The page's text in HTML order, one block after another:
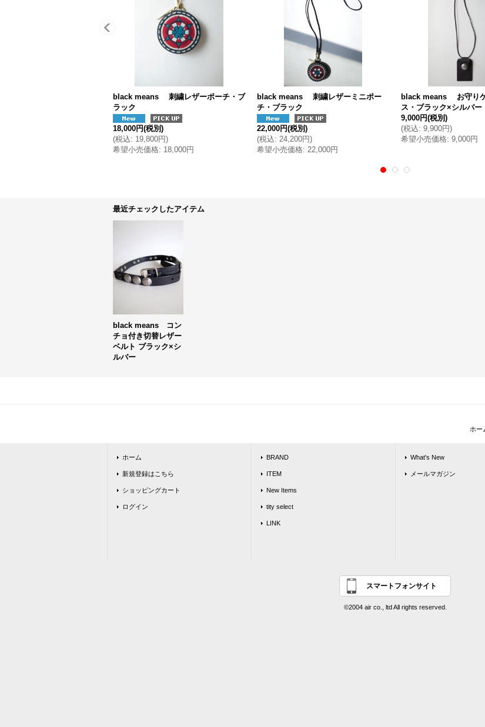
black means 刺繍レザーポーチ・ブ
ラック
18,000円(税別)
(税込: 19,800円)
希望小売価格: 18,000円
black means 刺繍レザーミニポー
チ・ブラック
22,000円(税別)
(税込: 24,200円)
希望小売価格: 22,000円
black means お守り
ス・ブラック×シルバー
9,000円(税別)
(税込: 9,900円)
希望小売価格: 9,000円
最近チェックしたアイテム
black means コン
チョ付き切替レザー
ベルト ブラック×シ
ルバー
ホー
ホーム
新規登録はこちら
ショッピングカート
ログイン
BRAND
ITEM
New Items
tity select
LINK
What's New
メールマガジン
スマートフォンサイト
©2004 air co., ltd All rights reserved.